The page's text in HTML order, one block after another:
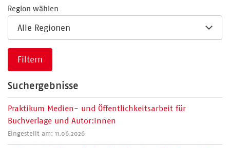
Region wählen
Filtern
Suchergebnisse
Praktikum Medien- und Öffentlichkeitsarbeit für
Buchverlage und Autor:innen
Eingestellt am: 11.06.2026